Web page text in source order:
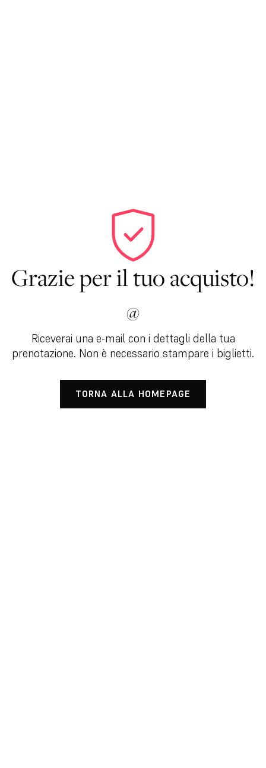
Grazie per il tuo acquisto!
@
Riceverai una e-mail con i dettagli della tua
prenotazione. Non è necessario stampare i biglietti.
TORNA ALLA HOMEPAGE